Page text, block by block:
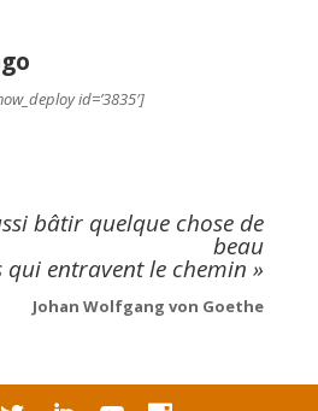
id=’3835′]
bâtir quelque chose de
beau
qui entravent le chemin »
Johan Wolfgang von Goethe